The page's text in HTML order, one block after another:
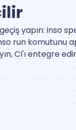
yapın: inso
run komutunu
CI'ı entegre